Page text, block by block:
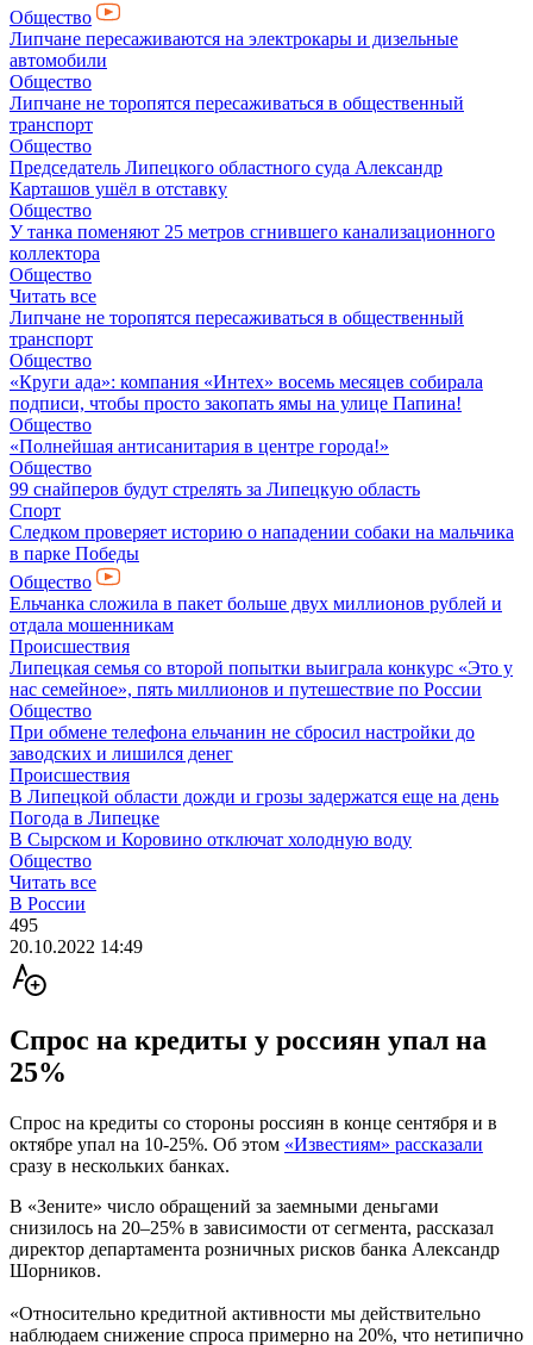
Общество
Липчане пересаживаются на электрокары и дизельные
автомобили
Общество
Липчане не торопятся пересаживаться в общественный
транспорт
Общество
Председатель Липецкого областного суда Александр
Карташов ушёл в отставку
Общество
У танка поменяют 25 метров сгнившего канализационного
коллектора
Общество
Читать все
Липчане не торопятся пересаживаться в общественный
транспорт
Общество
«Круги ада»: компания «Интех» восемь месяцев собирала
подписи, чтобы просто закопать ямы на улице Папина!
Общество
«Полнейшая антисанитария в центре города!»
Общество
99 снайперов будут стрелять за Липецкую область
Спорт
Следком проверяет историю о нападении собаки на мальчика
в парке Победы
Общество
Ельчанка сложила в пакет больше двух миллионов рублей и
отдала мошенникам
Происшествия
Липецкая семья со второй попытки выиграла конкурс «Это у
нас семейное», пять миллионов и путешествие по России
Общество
При обмене телефона ельчанин не сбросил настройки до
заводских и лишился денег
Происшествия
В Липецкой области дожди и грозы задержатся еще на день
Погода в Липецке
В Сырском и Коровино отключат холодную воду
Общество
Читать все
В России
495
20.10.2022 14:49
Спрос на кредиты у россиян упал на
25%
Спрос на кредиты со стороны россиян в конце сентября и в
октябре упал на 10-25%. Об этом «Известиям» рассказали
сразу в нескольких банках.
В «Зените» число обращений за заемными деньгами
снизилось на 20–25% в зависимости от сегмента, рассказал
директор департамента розничных рисков банка Александр
Шорников.
«Относительно кредитной активности мы действительно
наблюдаем снижение спроса примерно на 20%, что нетипично